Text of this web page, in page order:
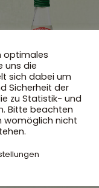
optimales
uns die
sich dabei um
Sicherheit der
zu Statistik- und
Bitte beachten
womöglich nicht